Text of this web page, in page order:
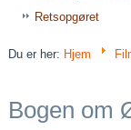
Retsopgøret
Du er her: Hjem
Bogen om